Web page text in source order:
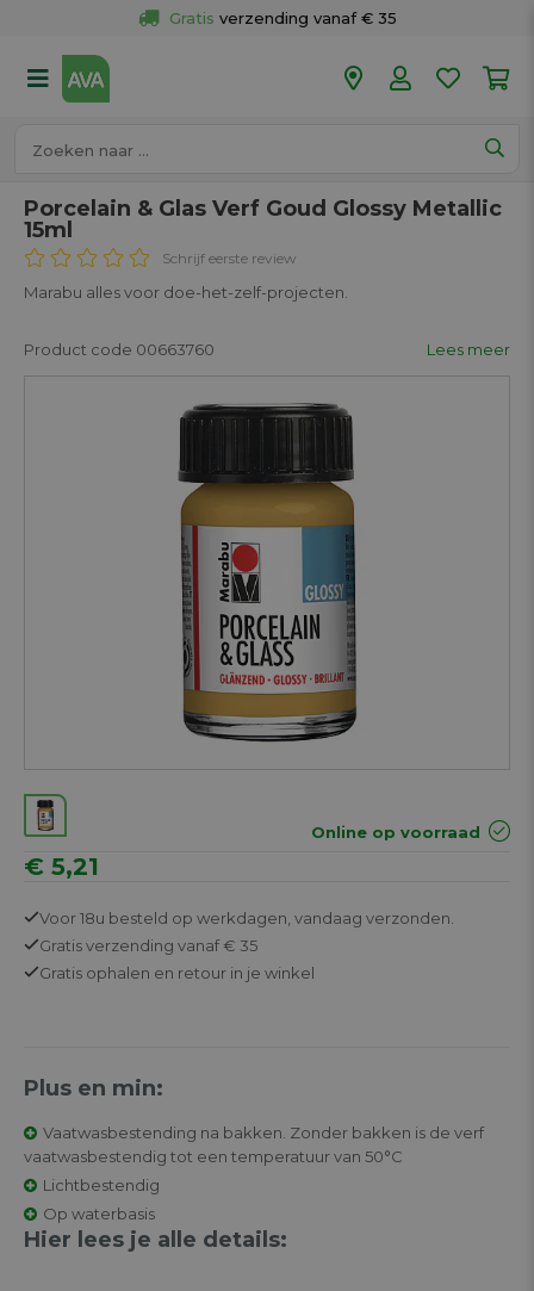
Gratis verzending vanaf € 35
50 winkels
Porcelain & Glas Verf Goud Glossy Metallic
15ml
Schrijf eerste review
Marabu alles voor doe-het-zelf-projecten.
Product code 00663760 Lees meer
Online op voorraad
€ 5,21
Voor 18u besteld op werkdagen, vandaag verzonden.
Gratisverzending vanaf € 35
Gratis ophalen en retour in je winkel
Plus en min:
Vaatwasbestending na bakken. Zonder bakken is de verf
vaatwasbestendig tot een temperatuur van 50°C
Lichtbestendig
Op waterbasis
Hier lees je alle details: